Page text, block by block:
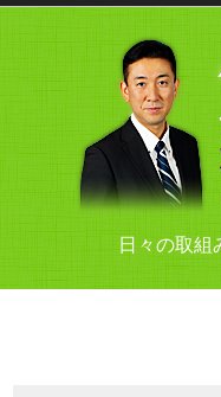
日々の取組